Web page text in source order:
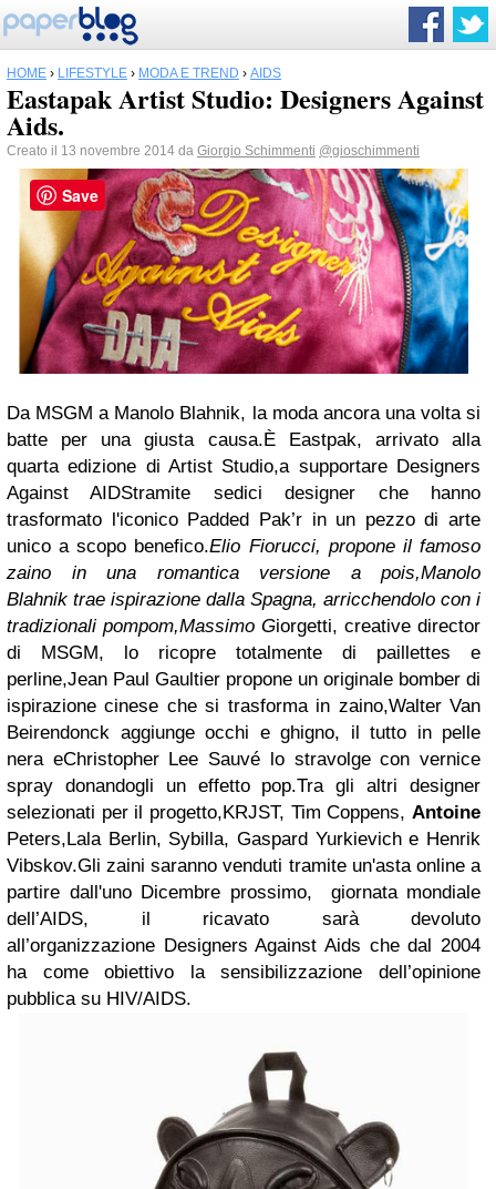
HOME › LIFESTYLE › MODA E TREND › AIDS
Eastapak Artist Studio: Designers Against
Aids.
Creato il 13 novembre 2014 da Giorgio Schimmenti @gioschimmenti
Da MSGM a Manolo Blahnik, la moda ancora una volta si
batte per una giusta causa.ÈEastpak, arrivato alla
quarta edizione di Artist Studio,a supportare Designers
Against AIDStramite sedici designer che hanno
trasformato l'iconico Padded Pak’r in un pezzo di arte
unico a scopo benefico.Elio Fiorucci, propone il famoso
zaino in una romantica versione a pois,Manolo
Blahnik trae ispirazione dalla Spagna, arricchendolo con i
tradizionali pompom,Massimo Giorgetti, creative director
di MSGM, lo ricopre totalmente di paillettes e
perline,Jean Paul Gaultier propone un originale bomber di
ispirazione cinese che si trasforma in zaino,Walter Van
Beirendonck aggiunge occhi e ghigno, il tutto in pelle
nera eChristopher Lee Sauvé lo stravolge con vernice
spray donandogli un effetto pop.Tra gli altri designer
selezionati per il progetto,KRJST, Tim Coppens, Antoine
Peters,Lala Berlin, Sybilla, Gaspard Yurkievich e Henrik
Vibskov.Gli zaini saranno venduti tramite un'asta online a
partire dall'uno Dicembre prossimo, giornata mondiale
dell’AIDS, il ricavato sarà devoluto
all’organizzazione Designers Against Aids che dal 2004
ha come obiettivo la sensibilizzazione dell’opinione
pubblica su HIV/AIDS.
Save